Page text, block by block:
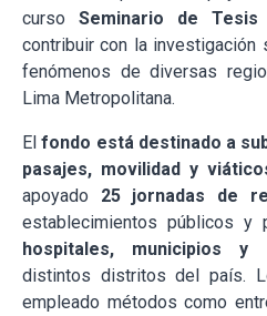
cursoSeminario de Tesis
contribuir con la investigación
fenómenos de diversas
Lima Metropolitana.
Elfondo está destinado a
pasajes, movilidad y
apoyado 25 jornadas de
establecimientos públicos y
hospitales, municipios y
distintos distritos del país.
empleado métodos como